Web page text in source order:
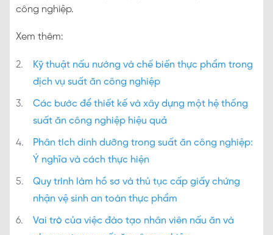
công nghiệp.
Xem thêm:
Kỹ thuật nấu nướng và chế biến thực phẩm trong
dịch vụ suất ăn công nghiệp
Các bước để thiết kế và xây dựng một hệ thống
suất ăn công nghiệp hiệu quả
Phân tích dinh dưỡng trong suất ăn công nghiệp:
Ý nghĩa và cách thực hiện
Quy trình làm hồ sơ và thủ tục cấp giấy chứng
nhận vệ sinh an toàn thực phẩm
Vai trò của việc đào tạo nhân viên nấu ăn và